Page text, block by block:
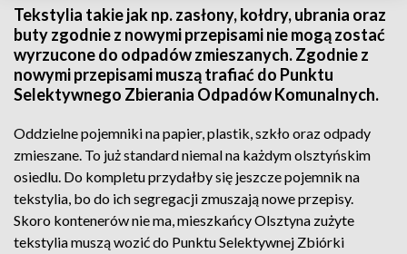
Tekstylia takie jak np. zasłony, kołdry, ubrania oraz
buty zgodnie z nowymi przepisami nie mogą zostać
wyrzucone do odpadów zmieszanych. Zgodnie z
nowymi przepisami muszą trafiać do Punktu
Selektywnego Zbierania Odpadów Komunalnych.
Oddzielne pojemniki na papier, plastik, szkło oraz odpady
zmieszane. To już standard niemal na każdym olsztyńskim
osiedlu. Do kompletu przydałby się jeszcze pojemnik na
tekstylia, bo do ich segregacji zmuszają nowe przepisy.
Skoro kontenerów nie ma, mieszkańcy Olsztyna zużyte
tekstylia muszą wozić do Punktu Selektywnej Zbiórki